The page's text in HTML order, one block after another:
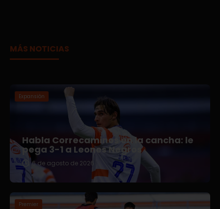
MÁS NOTICIAS
Expansión
Habla Correcaminos en la cancha: le
pega 3-1 a Leones Negros
6 de agosto de 2026
Premier